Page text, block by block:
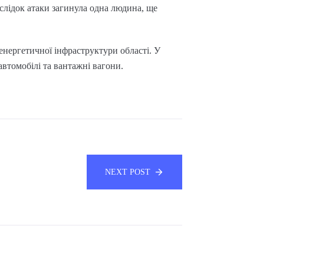
атаки загинула одна людина, ще
інфраструктури області. У
та вантажні вагони.
NEXT POST